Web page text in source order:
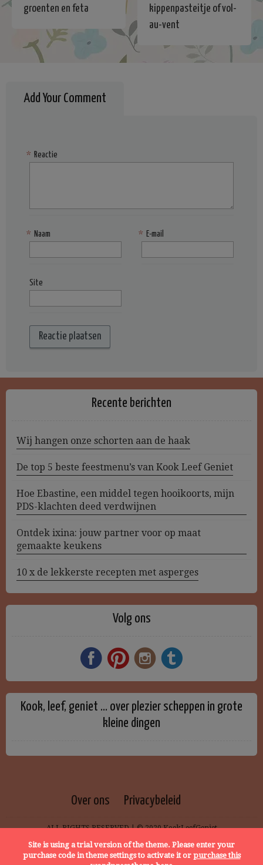
groenten en feta
kippenpasteitje of vol-
au-vent
Add Your Comment
Reactie
*
Naam
* E-mail
*
Site
Recente berichten
Wij hangen onze schorten aan de haak
De top 5 beste feestmenu’s van Kook Leef Geniet
Hoe Ebastine, een middel tegen hooikoorts, mijn
PDS-klachten deed verdwijnen
Ontdek ixina: jouw partner voor op maat
gemaakte keukens
10 x de lekkerste recepten met asperges
Volg ons
Kook, leef, geniet … over plezier scheppen in grote
kleine dingen
Over ons Privacybeleid
ALL RIGHTS RESERVED | © 2020 KookLeefGeniet
Site is using a trial version of the theme. Please enter your
purchase code in theme settings to activate it or purchase this